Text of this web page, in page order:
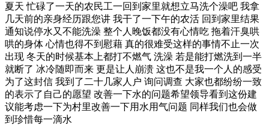
夏天 忙碌了一天的农民工一回到家里就想立马洗个澡吧 我拿
几天前的亲身经历跟您讲 我干了一下午的农活 回到家里结果
通知说停水又不能洗澡 整个人晚饭都没有心情吃 拖着汗臭哄
哄的身体 心情也得不到慰藉 真的很难受这样的事情不止一次
出现 冬天的时候基本上都打不燃气 洗澡 若是能打燃洗到一半
就断了 冰冷随即而来 更是让人崩溃 这也不是我一个人的感受
为了这封信 我到了二十几家人户 询问调查 大家也都纷纷一致
的表示了自己的愿望 改善一下水的问题希望领导看到这份建
议能考虑一下为村里改善一下用水用气问题 同样我们也会做
到珍惜每一滴水